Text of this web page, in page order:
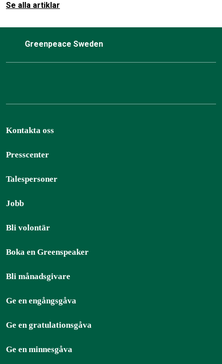
Se alla artiklar
Greenpeace Sweden
Kontakta oss
Presscenter
Talespersoner
Jobb
Bli volontär
Boka en Greenspeaker
Bli månadsgivare
Ge en engångsgåva
Ge en gratulationsgåva
Ge en minnesgåva